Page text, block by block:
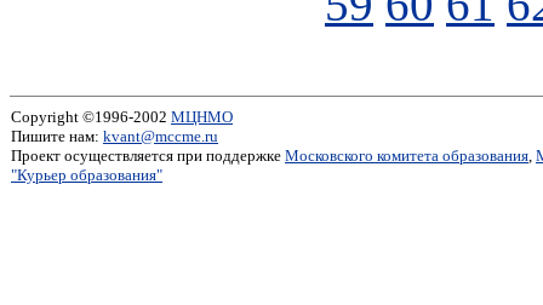
Copyright ©1996-2002 МЦНМО
Пишите нам: kvant@mccme.ru
Проект осуществляется при поддержке Московского комитета образования,
"Курьер образования"